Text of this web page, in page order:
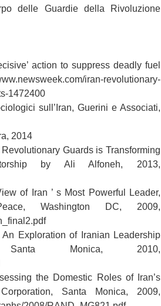
delle Guardie della Rivoluzione
action to suppress deadly fuel
iran-revolutionary-
1472400
sull’Iran, Guerini e Associati,
2014
Guards is Transforming
by Ali Alfoneh, 2013,
of Iran ’ s Most Powerful Leader,
Washington DC, 2009,
Exploration of Iranian Leadership
Santa Monica, 2010,
the Domestic Roles of Iran’s
Santa Monica, 2009,